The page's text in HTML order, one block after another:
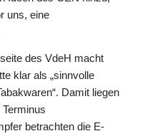
uns, eine
des VdeH macht
klar als „sinnvolle
Damit liegen
betrachten die E-